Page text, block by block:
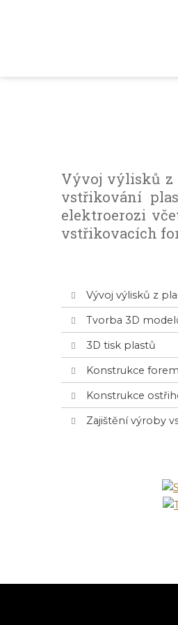
Vývoj výlisků z
vstřikování
elektroerozi
vstřikovacích
Vývoj výlisků z
Tvorba 3D
3D tisk plastů
Konstrukce
Konstrukce
Zajištění výroby